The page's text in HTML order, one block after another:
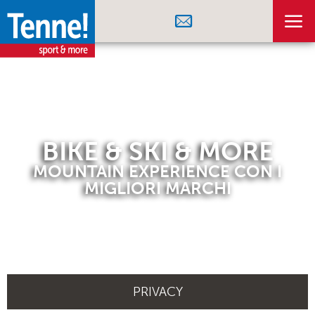
BIKE & SKI & MORE
MOUNTAIN EXPERIENCE CON I
MIGLIORI MARCHI
PRIVACY